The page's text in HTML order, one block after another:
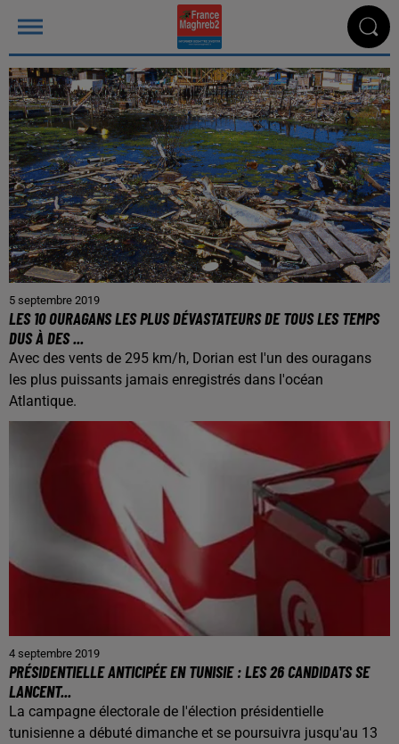
5 septembre 2019
LES 10 OURAGANS LES PLUS DÉVASTATEURS DE TOUS LES TEMPS
DUS À DES ...
Avec des vents de 295 km/h, Dorian est l'un des ouragans
les plus puissants jamais enregistrés dans l'océan
Atlantique.
4 septembre 2019
PRÉSIDENTIELLE ANTICIPÉE EN TUNISIE : LES 26 CANDIDATS SE
LANCENT...
La campagne électorale de l'élection présidentielle
tunisienne a débuté dimanche et se poursuivra jusqu'au 13